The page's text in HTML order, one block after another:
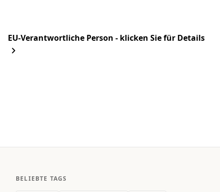
EU-Verantwortliche Person - klicken Sie für Details
BELIEBTE TAGS